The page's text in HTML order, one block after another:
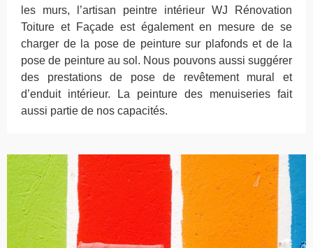
les murs, l’artisan peintre intérieur WJ Rénovation
Toiture et Façade est également en mesure de se
charger de la pose de peinture sur plafonds et de la
pose de peinture au sol. Nous pouvons aussi suggérer
des prestations de pose de revêtement mural et
d’enduit intérieur. La peinture des menuiseries fait
aussi partie de nos capacités.